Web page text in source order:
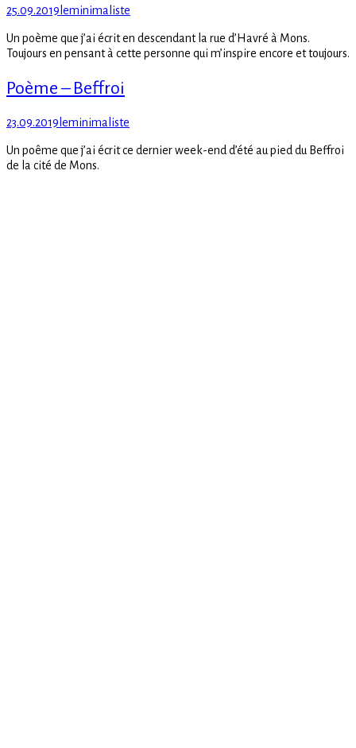
Posted
25.09.2019 Author
leminimaliste
Un poème que j’ai écrit en descendant la rue d’Havré à Mons.
Toujours en pensant à cette personne qui m’inspire encore et toujours.
Poème – Beffroi
Posted
23.09.2019 Author
leminimaliste
Un poême que j’ai écrit ce dernier week-end d’été au pied du Beffroi
de la cité de Mons.